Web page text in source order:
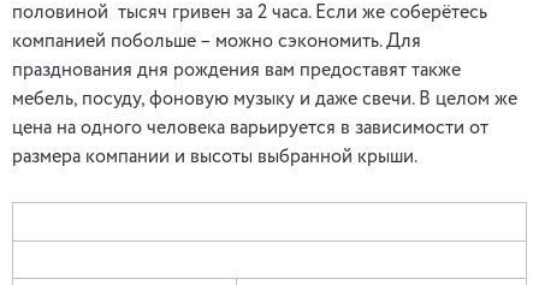
половиной тысяч гривен за 2 часа. Если же соберётесь
компанией побольше – можно сэкономить. Для
празднования дня рождения вам предоставят также
мебель, посуду, фоновую музыку и даже свечи. В целом же
цена на одного человека варьируется в зависимости от
размера компании и высоты выбранной крыши.